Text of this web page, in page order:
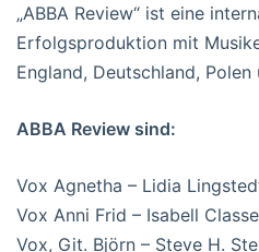
„ABBA Review“ ist eine
Erfolgsproduktion mit
England, Deutschland, Polen
ABBA Review sind:
Vox Agnetha – Lidia
Vox Anni Frid – Isabell
Vox, Git. Björn – Steve H.